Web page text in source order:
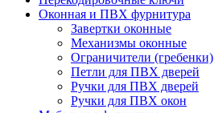
Оконная и ПВХ фурнитура
Завертки оконные
Механизмы оконные
Ограничители (гребенки)
Петли для ПВХ дверей
Ручки для ПВХ дверей
Ручки для ПВХ окон